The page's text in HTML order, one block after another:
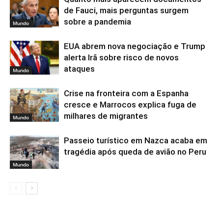
Mundo
de Fauci, mais perguntas surgem
sobre a pandemia
Mundo
EUA abrem nova negociação e Trump
alerta Irã sobre risco de novos
ataques
Mundo
Crise na fronteira com a Espanha
cresce e Marrocos explica fuga de
milhares de migrantes
Mundo
Passeio turístico em Nazca acaba em
tragédia após queda de avião no Peru